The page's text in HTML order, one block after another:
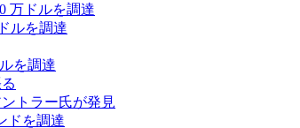
万ドルを調達
ルを調達
を調達
トラー氏が発見
ドを調達